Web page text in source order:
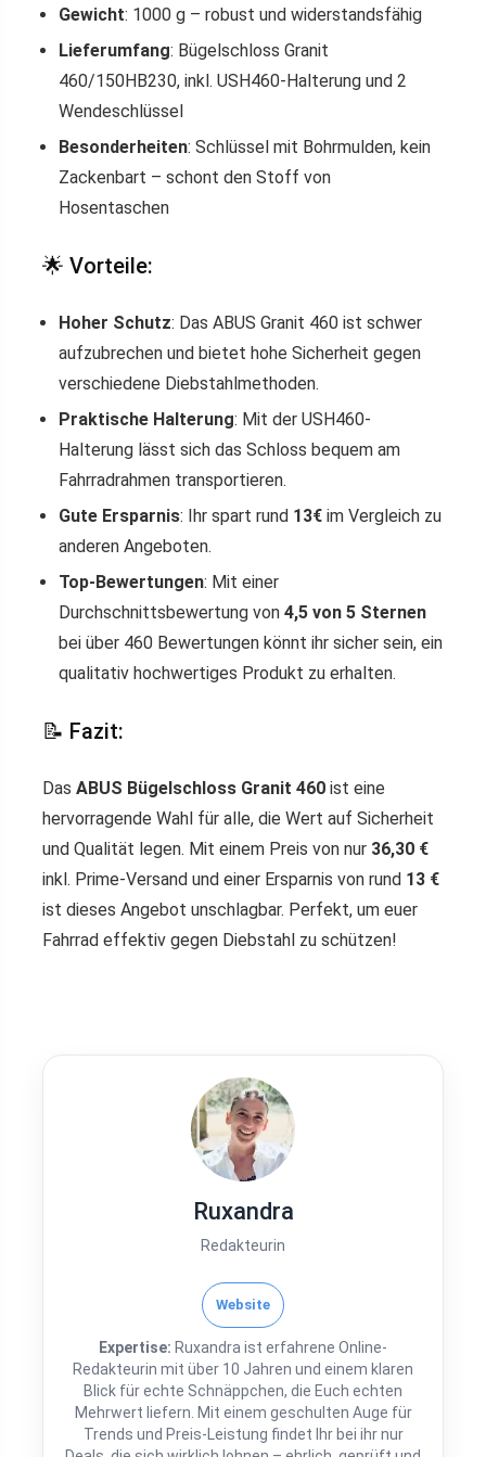
Gewicht: 1000 g – robust und widerstandsfähig
Lieferumfang: Bügelschloss Granit
460/150HB230, inkl. USH460-Halterung und 2
Wendeschlüssel
Besonderheiten: Schlüssel mit Bohrmulden, kein
Zackenbart – schont den Stoff von
Hosentaschen
🌟 Vorteile:
Hoher Schutz: Das ABUS Granit 460 ist schwer
aufzubrechen und bietet hohe Sicherheit gegen
verschiedene Diebstahlmethoden.
Praktische Halterung: Mit der USH460-
Halterung lässt sich das Schloss bequem am
Fahrradrahmen transportieren.
Gute Ersparnis: Ihr spart rund 13€ im Vergleich zu
anderen Angeboten.
Top-Bewertungen: Mit einer
Durchschnittsbewertung von 4,5 von 5 Sternen
bei über 460 Bewertungen könnt ihr sicher sein, ein
qualitativ hochwertiges Produkt zu erhalten.
📝 Fazit:
Das ABUS Bügelschloss Granit 460 ist eine
hervorragende Wahl für alle, die Wert auf Sicherheit
und Qualität legen. Mit einem Preis von nur 36,30 €
inkl. Prime-Versand und einer Ersparnis von rund 13 €
ist dieses Angebot unschlagbar. Perfekt, um euer
Fahrrad effektiv gegen Diebstahl zu schützen!
Ruxandra
Redakteurin
Website
Expertise: Ruxandra ist erfahrene Online-
Redakteurin mit über 10 Jahren und einem klaren
Blick für echte Schnäppchen, die Euch echten
Mehrwert liefern. Mit einem geschulten Auge für
Trends und Preis-Leistung findet Ihr bei ihr nur